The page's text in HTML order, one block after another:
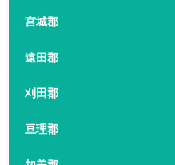
宮城郡
遠田郡
刈田郡
亘理郡